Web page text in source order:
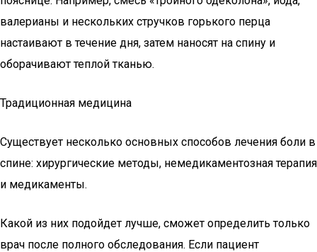
валерианы и нескольких стручков горького перца
настаивают в течение дня, затем наносят на спину и
оборачивают теплой тканью.
Традиционная медицина
Существует несколько основных способов лечения боли в
спине: хирургические методы, немедикаментозная терапия
и медикаменты.
Какой из них подойдет лучше, сможет определить только
врач после полного обследования. Если пациент